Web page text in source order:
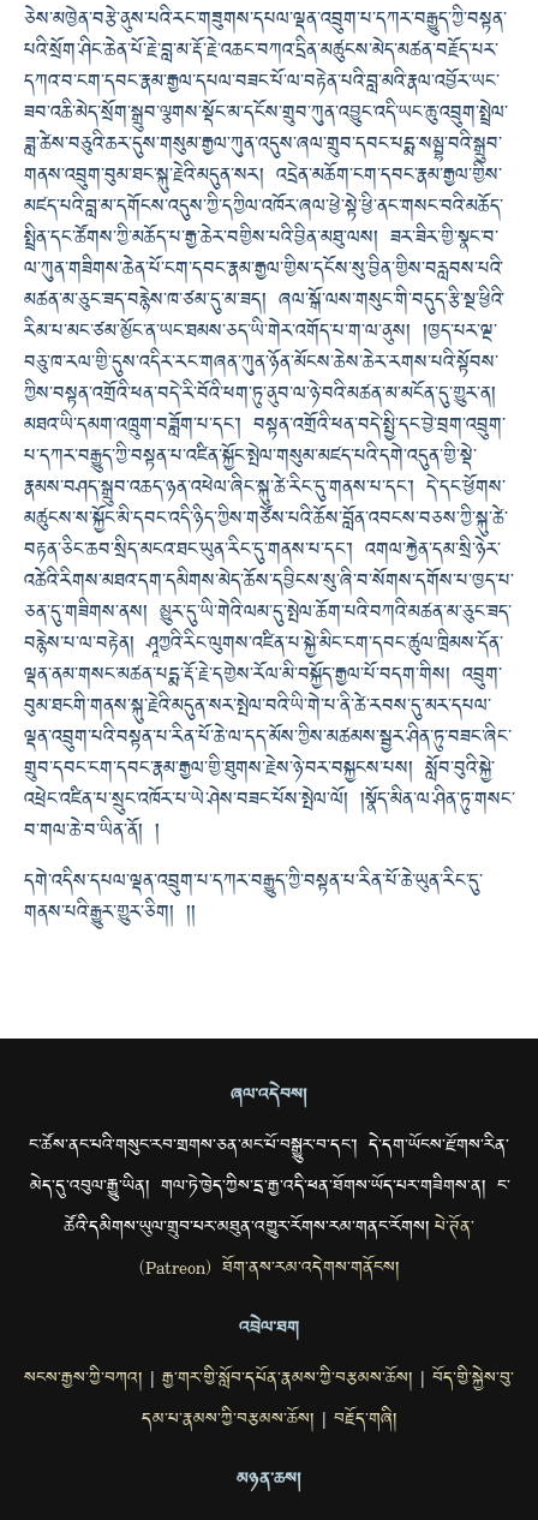
ཅེས་མཁྱེན་བརྩེ་ནུས་པའི་རང་གཟུགས་དཔལ་ལྡན་འབྲུག་པ་དཀར་བརྒྱུད་ཀྱི་བསྟན་
པའི་སྲོག་ཤིང་ཆེན་པོ་རྗེ་བླ་མ་རྡོ་རྗེ་འཆང་བཀའ་དྲིན་མཚུངས་མེད་མཚན་བརྗོད་པར་
དཀའ་བ་ངག་དབང་རྣམ་རྒྱལ་དཔལ་བཟང་པོ་ལ་བརྟེན་པའི་བླ་མའི་རྣལ་འབྱོར་ཡང་
ཟབ་འཆི་མེད་སྲོག་སྒྲུབ་ལྕགས་སྡོང་མ་དངོས་གྲུབ་ཀུན་འབྱུང་འདི་ཡང་ཆུ་འབྲུག་སྤྲེལ་
ཟླ་ཚེས་བཅུའི་ཆར་དུས་གསུམ་རྒྱལ་ཀུན་འདུས་ཞལ་གྲུབ་དབང་པདྨ་སམྦྷ་བའི་སྒྲུབ་
གནས་འབྲུག་བུམ་ཐང་སྐུ་རྗེའི་མདུན་སར། འདྲེན་མཆོག་ངག་དབང་རྣམ་རྒྱལ་གྱིས་
མཛད་པའི་བླ་མ་དགོངས་འདུས་ཀྱི་དཀྱིལ་འཁོར་ཞལ་ཕྱེ་སྟེ་ཕྱི་ནང་གསང་བའི་མཆོད་
སྤྲིན་དང་ཚོགས་ཀྱི་མཆོད་པ་རྒྱ་ཆེར་བགྱིས་པའི་བྱིན་མཐུ་ལས། ཟར་ཟིར་གྱི་སྣང་བ་
ལ་ཀུན་གཟིགས་ཆེན་པོ་ངག་དབང་རྣམ་རྒྱལ་གྱིས་དངོས་སུ་བྱིན་གྱིས་བརླབས་པའི་
མཚན་མ་ཅུང་ཟད་བརྙེས་ཁ་ཙམ་དུ་མ་ཟད། ཞལ་སྒོ་ལས་གསུང་གི་བདུད་རྩི་སྔ་ཕྱིའི་
རིམ་པ་མང་ཙམ་མྱོང་ན་ཡང་ཐམས་ཅད་ཡི་གེར་འགོད་པ་ག་ལ་ནུས། །ཁྱད་པར་ལྔ་
བཅུ་ཁ་རལ་གྱི་དུས་འདིར་རང་གཞན་ཀུན་ཉོན་མོངས་ཆེས་ཆེར་རགས་པའི་སྟོབས་
ཀྱིས་བསྟན་འགྲོའི་ཕན་བདེ་རི་བོའི་ཕག་ཏུ་ནུབ་ལ་ཉེ་བའི་མཚན་མ་མངོན་དུ་གྱུར་ན།
མཐའ་ཡི་དམག་འཁྲུག་བཟློག་པ་དང་། བསྟན་འགྲོའི་ཕན་བདེ་སྤྱི་དང་བྱེ་བྲག་འབྲུག་
པ་དཀར་བརྒྱུད་ཀྱི་བསྟན་པ་འཛིན་སྐྱོང་སྤེལ་གསུམ་མཛད་པའི་དགེ་འདུན་གྱི་སྡེ་
རྣམས་བཤད་སྒྲུབ་འཆད་ཉན་འཕེལ་ཞིང་སྐུ་ཚེ་རིང་དུ་གནས་པ་དང་། དེ་དང་ཕྱོགས་
མཚུངས་ས་སྐྱོང་མི་དབང་འདི་ཉིད་ཀྱིས་གཙོས་པའི་ཆོས་བློན་འབངས་བཅས་ཀྱི་སྐུ་ཚེ་
བརྟན་ཅིང་ཆབ་སྲིད་མངའ་ཐང་ཡུན་རིང་དུ་གནས་པ་དང་། འགལ་རྐྱེན་དམ་སྲི་ཉེར་
འཚེའི་རིགས་མཐའ་དག་དམིགས་མེད་ཆོས་དབྱིངས་སུ་ཞི་བ་སོགས་དགོས་པ་ཁྱད་པ་
ཅན་དུ་གཟིགས་ནས། མྱུར་དུ་ཡི་གེའི་ལམ་དུ་སྤེལ་ཆོག་པའི་བཀའི་མཚན་མ་ཅུང་ཟད་
བརྙེས་པ་ལ་བརྟེན། ཤཱཀྱའི་རིང་ལུགས་འཛིན་པ་སྐྱེ་མིང་ངག་དབང་ཚུལ་ཁྲིམས་དོན་
ལྡན་ནམ་གསང་མཚན་པདྨ་རྡོ་རྗེ་དགྱེས་རོལ་མི་བསྐྱོད་རྒྱལ་པོ་བདག་གིས། འབྲུག་
བུམ་ཐངགི་གནས་སྐུ་རྗེའི་མདུན་སར་སྤེལ་བའི་ཡི་གེ་པ་ནི་ཚེ་རབས་དུ་མར་དཔལ་
ལྡན་འབྲུག་པའི་བསྟན་པ་རིན་པོ་ཆེ་ལ་དད་མོས་ཀྱིས་མཚམས་སྦྱར་ཤིན་ཏུ་བཟང་ཞིང་
གྲུབ་དབང་ངག་དབང་རྣམ་རྒྱལ་གྱི་ཐུགས་རྗེས་ཉེ་བར་བསྐྱངས་པས། སློབ་བུའི་སྐྱེ་
འཕྲེང་འཛིན་པ་སྲུང་འཁོར་པ་ཡེ་ཤེས་བཟང་པོས་སྤེལ་ལོ། །སྣོད་མིན་ལ་ཤིན་ཏུ་གསང་
བ་གལ་ཆེ་བ་ཡིན་ནོ། །
དགེ་འདིས་དཔལ་ལྡན་འབྲུག་པ་དཀར་བརྒྱུད་ཀྱི་བསྟན་པ་རིན་པོ་ཆེ་ཡུན་རིང་དུ་
གནས་པའི་རྒྱུར་གྱུར་ཅིག། །།
ཞལ་འདེབས།
ང་ཚོས་ནང་པའི་གསུང་རབ་གྲགས་ཅན་མང་པོ་བསྒྱུར་བ་དང་། དེ་དག་ཡོངས་རྫོགས་རིན་
མེད་དུ་འབུལ་རྒྱུ་ཡིན། གལ་ཏེ་ཁྱེད་ཀྱིས་དྲ་རྒྱ་འདི་ཕན་ཐོགས་ཡོད་པར་གཟིགས་ན། ང་
ཚོའི་དམིགས་ཡུལ་གྲུབ་པར་མཐུན་འགྱུར་རོགས་རམ་གནང་རོགས།པེ་ཊོན་
(Patreon) ཐོག་ནས་རམ་འདེགས་གནོངས།
འབྲེལ་ཐག
སངས་རྒྱས་ཀྱི་བཀའ། | རྒྱ་གར་གྱི་སློབ་དཔོན་རྣམས་ཀྱི་བརྩམས་ཆོས། | བོད་གྱི་སྐྱེས་བུ་
དམ་པ་རྣམས་ཀྱི་བརྩམས་ཆོས། | བརྗོད་གཞི།
མཉན་ཆས།